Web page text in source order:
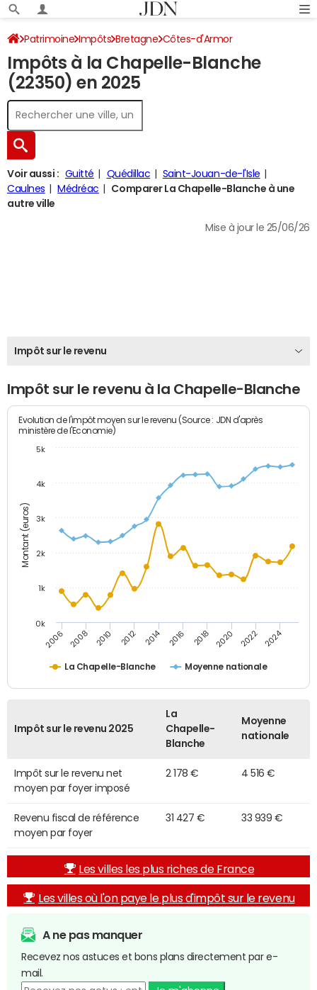
Patrimoine Impôts Bretagne Côtes-d'Armor
La Chapelle-Blanche Impôt sur le revenu
Impôts à la Chapelle-Blanche
(22350) en 2025
Voir aussi : Guitté Quédillac
Saint-Jouan-de-l'Isle
Caulnes
Médréac
Comparer La Chapelle-Blanche à une
autre ville
Mise à jour le 25/06/26
Impôt sur le revenu
Impôt sur le revenu à la Chapelle-Blanche
Montant (euros)
Evolution de l'impôt moyen sur le revenu (Source : JDN d'après
ministère de l'Economie)
La Chapelle-Blanche Moyenne nationale
2006 2008 2010 2012 2014 2016 2018 2020 2022 2024
0k
1k
2k
3k
4k
5k
Impôt sur le revenu 2025
La
Chapelle-
Blanche
Moyenne
nationale
Impôt sur le revenu net
moyen par foyer imposé
2 178 € 4 516 €
Revenu fiscal de référence
moyen par foyer
31 427 € 33 939 €
Les villes les plus riches de France
Les villes où l'on paye le plus d'impôt sur le revenu
A ne pas manquer
Recevez nos astuces et bons plans directement par e-
mail.